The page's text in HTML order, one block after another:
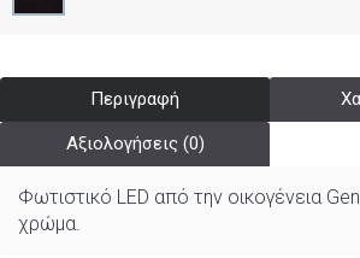
Περιγραφή
Αξιολογήσεις (0)
Φωτιστικό LED από την οικογένεια
χρώμα.